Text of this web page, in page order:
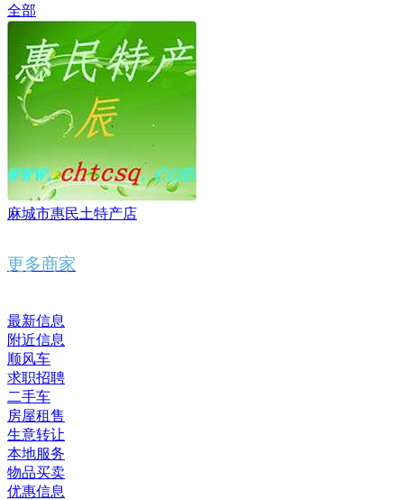
全部
麻城市惠民土特产店
更多商家
最新信息
附近信息
顺风车
求职招聘
二手车
房屋租售
生意转让
本地服务
物品买卖
优惠信息